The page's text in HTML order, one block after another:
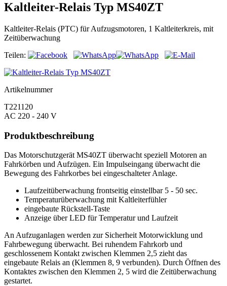
Kaltleiter-Relais Typ MS40ZT
Kaltleiter-Relais (PTC) für Aufzugsmotoren, 1 Kaltleiterkreis, mit
Zeitüberwachung
Teilen:
Artikelnummer
T221120
AC 220 - 240 V
Produktbeschreibung
Das Motorschutzgerät MS40ZT überwacht speziell Motoren an
Fahrkörben und Aufzügen. Ein Impulseingang überwacht die
Bewegung des Fahrkorbes bei eingeschalteter Anlage.
Laufzeitüberwachung frontseitig einstellbar 5 - 50 sec.
Temperaturüberwachung mit Kaltleiterfühler
eingebaute Rückstell-Taste
Anzeige über LED für Temperatur und Laufzeit
An Aufzuganlagen werden zur Sicherheit Motorwicklung und
Fahrbewegung überwacht. Bei ruhendem Fahrkorb und
geschlossenem Kontakt zwischen Klemmen 2,5 zieht das
eingebaute Relais an (Klemmen 8, 9 verbunden). Durch Öffnen des
Kontaktes zwischen den Klemmen 2, 5 wird die Zeitüberwachung
gestartet.